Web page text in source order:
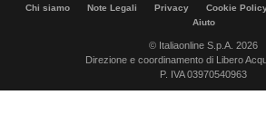
Chi siamo Note Legali Privacy Cookie
Aiuto
© Italiaonline S.p.A. 2026
Direzione e coordinamento di Libero
P. IVA 03970540963